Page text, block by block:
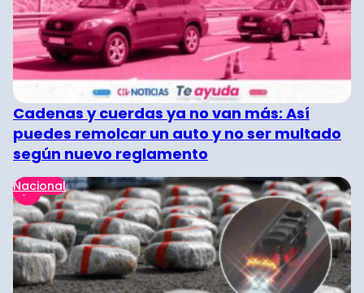
Cadenas y cuerdas ya no van más: Así
puedes remolcar un auto y no ser multado
según nuevo reglamento
Nacional